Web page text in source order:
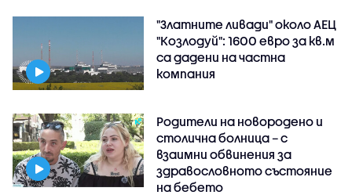
"Златните ливади" около АЕЦ
"Козлодуй": 1600 евро за кв.м
са дадени на частна
компания
Родители на новородено и
столична болница – с
взаимни обвинения за
здравословното състояние
на бебето